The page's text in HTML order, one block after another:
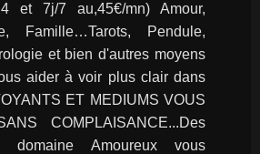
et 7j/7 au,45€/mn) Amour,
Famille…Tarots, Pendule,
et bien d'autres moyens
aider à voir plus clair dans
ET MEDIUMS VOUS
COMPLAISANCE...Des
domaine Amoureux vous